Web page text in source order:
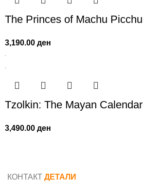
The Princes of Machu Picchu
3,190.00ден
Tzolkin: The Mayan Calendar
3,490.00ден
КОНТАКТ ДЕТАЛИ